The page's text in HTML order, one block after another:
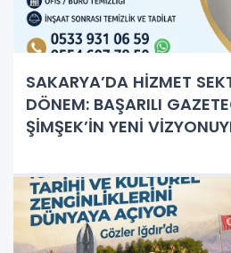
SAKARYA’DA HİZMET
DÖNEM: BAŞARILI
ŞİMŞEK’İN YENİ